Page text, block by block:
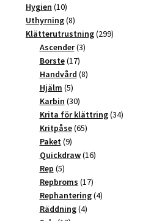
produkter
Hygien 1010
produkter
Uthyrning 88
produkter
Klätterutrustning 299299
Ascender 33
Borste 1717
produkter
Handvård 88
Hjälm 55
produkter
Karbin 3030
produkter
Krita för klättring 3434
Kritpåse 6565
Paket 99
produkter
Quickdraw 1616
Rep 55
produkter
Repbroms 1717
produkter
Rephantering 44
Räddning 44